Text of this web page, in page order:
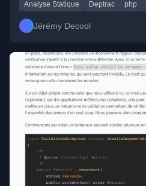
Analyse Statique Deptrac php
Jérémy Decool